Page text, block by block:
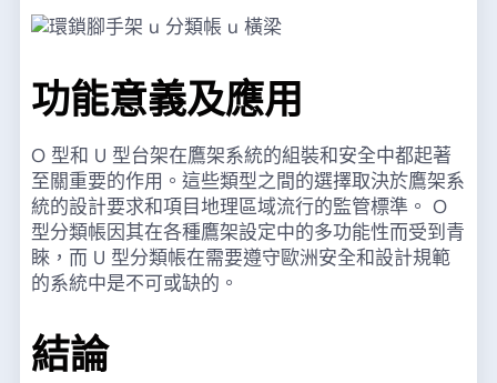
功能意義及應用
O 型和 U 型台架在鷹架系統的組裝和安全中都起著
至關重要的作用。這些類型之間的選擇取決於鷹架系
統的設計要求和項目地理區域流行的監管標準。 O
型分類帳因其在各種鷹架設定中的多功能性而受到青
睞，而 U 型分類帳在需要遵守歐洲安全和設計規範
的系統中是不可或缺的。
結論